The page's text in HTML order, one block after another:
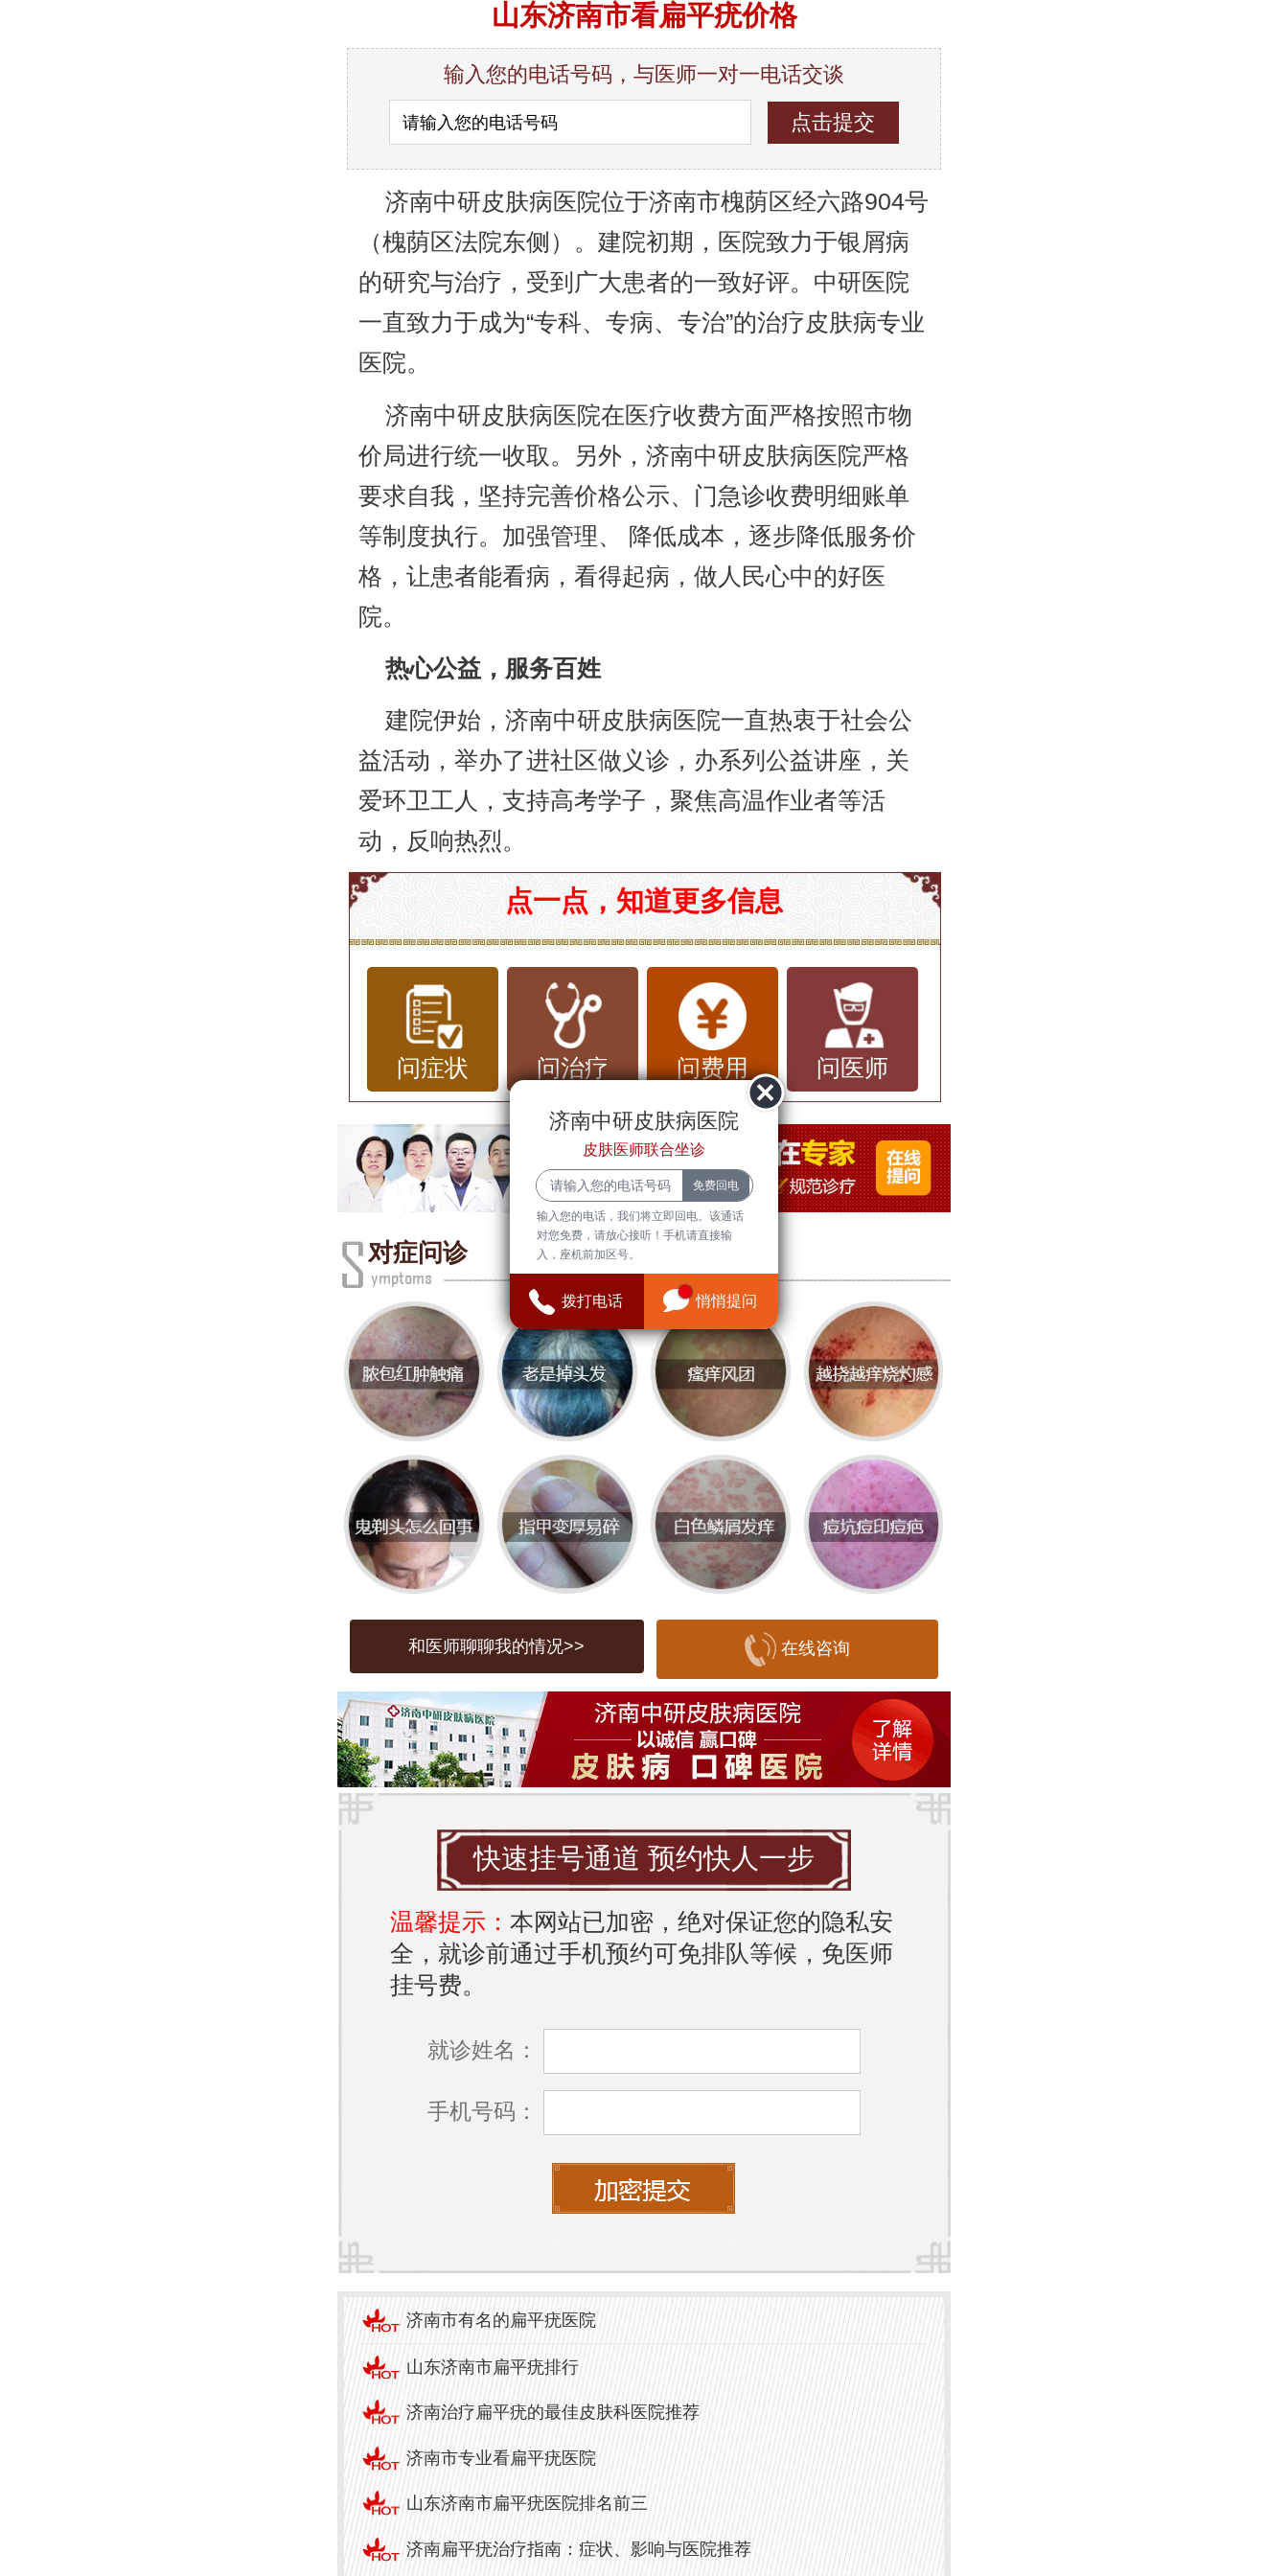
山东济南市看扁平疣价格
输入您的电话号码，与医师一对一电话交谈
济南中研皮肤病医院位于济南市槐荫区经六路904号
（槐荫区法院东侧）。建院初期，医院致力于银屑病
的研究与治疗，受到广大患者的一致好评。中研医院
一直致力于成为“专科、专病、专治”的治疗皮肤病专业
医院。
济南中研皮肤病医院在医疗收费方面严格按照市物
价局进行统一收取。另外，济南中研皮肤病医院严格
要求自我，坚持完善价格公示、门急诊收费明细账单
等制度执行。加强管理、 降低成本，逐步降低服务价
格，让患者能看病，看得起病，做人民心中的好医
院。
热心公益，服务百姓
建院伊始，济南中研皮肤病医院一直热衷于社会公
益活动，举办了进社区做义诊，办系列公益讲座，关
爱环卫工人，支持高考学子，聚焦高温作业者等活
动，反响热烈。
济南市看扁平疣价格及相关常识
扁平疣是一种常见的皮肤良性增生，通常表现为皮肤
表面平坦、颜色接近肤色或淡棕色的小丘疹。这种病
变主要由人乳头瘤病毒（HPV）引起，多见于青少年
和年轻人群，往往出现在面部、手背和其他暴露部
位。由于扁平疣不仅对外观有影响，还可能引起瘙痒
和不适，因此很多患者希望通过专业治疗来改善皮肤
状况。
扁平疣的基本常识
扁平疣的形成与多种因素有关，尤其是免疫系统的状
态。当机体免疫力下降时，HPV病毒更容易引发扁平
疣。此外，与感染者的接触、共享个人用品等都可能
增加传播风险。虽然扁平疣多是良性的，但它们可能
会自行消退也可能持续存在数年，甚至扩散到其他部
位。
医院品质与环境对皮肤健康的影响
选择医院进行扁平疣治疗时，医院的品质至关重要。
一家优质的皮肤病医院通常具备丰富的经验和专业技
术，能够提供准确的诊断和个性化的治疗方案。患者
在就诊时，应关注医院的医疗设备、医生的专业背景
以及历史病例的成功率。
另外，医院的环境也对患者的心理和身体康复有着直
接影响。一个安静、整洁且设备齐全的医疗环境能够
使患者感到更加放松，减少就医过程中的心理压力，
对于皮肤的恢复也有促进作用。
济南中研皮肤病医院
在济南，中研皮肤病医院是一所专注于皮肤病治疗的
专业医疗机构。该院汇聚了国家级的皮肤病专家，配
备了先进的医疗设备，致力于为患者提供精准的诊断
中研皮肤病医院拥有良好的医疗环境，为患者提供舒
疣的治疗方法多样，包括冷冻疗法、激光治疗、药物
治疗等，能够满足不同患者的需求。
扁平疣治疗的费用
关于在济南市看扁平疣的价格，具体费用会因患者的
个体情况、选择的医院和治疗方法而异。一般情况
下，简单的外用药物治疗费用相对较低，而激光或冷
点一点，知道更多信息
问症状 问治疗 问费用 问医师
对症问诊
和医师聊聊我的情况>> 在线咨询
快速挂号通道 预约快人一步
温馨提示：本网站已加密，绝对保证您的隐私安
全，就诊前通过手机预约可免排队等候，免医师
挂号费。
就诊姓名：
手机号码：
济南市有名的扁平疣医院
山东济南市扁平疣排行
济南治疗扁平疣的最佳皮肤科医院推荐
济南市专业看扁平疣医院
山东济南市扁平疣医院排名前三
济南扁平疣治疗指南：症状、影响与医院推荐
济南中研皮肤病医院
皮肤医师联合坐诊
输入您的电话，我们将立即回电。该通话
对您免费，请放心接听！手机请直接输
入，座机前加区号。
拨打电话 悄悄提问